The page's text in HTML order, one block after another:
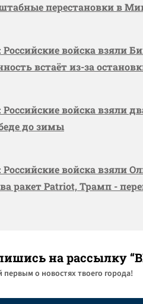
перестановки в
войска взяли
встаёт из-за
войска взяли
до зимы
Российские войска взяли
ракет Patriot, Трамп -
на рассылку
первым о новостях твоего города!